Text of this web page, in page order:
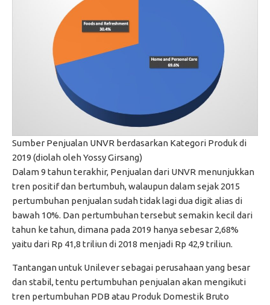
Sumber Penjualan UNVR berdasarkan Kategori Produk di
2019 (diolah oleh Yossy Girsang)
Dalam 9 tahun terakhir, Penjualan dari UNVR menunjukkan
tren positif dan bertumbuh, walaupun dalam sejak 2015
pertumbuhan penjualan sudah tidak lagi dua digit alias di
bawah 10%. Dan pertumbuhan tersebut semakin kecil dari
tahun ke tahun, dimana pada 2019 hanya sebesar 2,68%
yaitu dari Rp 41,8 triliun di 2018 menjadi Rp 42,9 triliun.
Tantangan untuk Unilever sebagai perusahaan yang besar
dan stabil, tentu pertumbuhan penjualan akan mengikuti
tren pertumbuhan PDB atau Produk Domestik Bruto